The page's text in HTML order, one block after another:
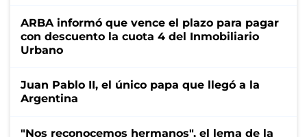
ARBA informó que vence el plazo para pagar
con descuento la cuota 4 del Inmobiliario
Urbano
Juan Pablo II, el único papa que llegó a la
Argentina
"Nos reconocemos hermanos", el lema de la